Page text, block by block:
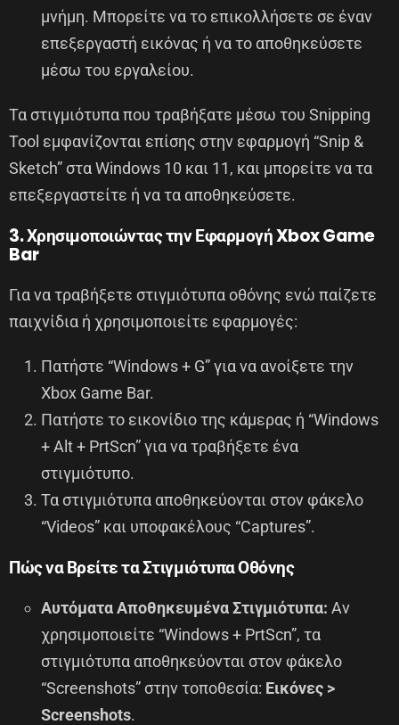
μνήμη. Μπορείτε να το επικολλήσετε σε έναν
επεξεργαστή εικόνας ή να το αποθηκεύσετε
μέσω του εργαλείου.
Τα στιγμιότυπα που τραβήξατε μέσω του Snipping
Tool εμφανίζονται επίσης στην εφαρμογή “Snip &
Sketch” στα Windows 10 και 11, και μπορείτε να τα
επεξεργαστείτε ή να τα αποθηκεύσετε.
3. Χρησιμοποιώντας την Εφαρμογή Xbox Game
Bar
Για να τραβήξετε στιγμιότυπα οθόνης ενώ παίζετε
παιχνίδια ή χρησιμοποιείτε εφαρμογές:
Πατήστε “Windows + G” για να ανοίξετε την
Xbox Game Bar.
Πατήστε το εικονίδιο της κάμερας ή “Windows
+ Alt + PrtScn” για να τραβήξετε ένα
στιγμιότυπο.
Τα στιγμιότυπα αποθηκεύονται στον φάκελο
“Videos” και υποφακέλους “Captures”.
Πώς να Βρείτε τα Στιγμιότυπα Οθόνης
Αυτόματα Αποθηκευμένα Στιγμιότυπα: Αν
χρησιμοποιείτε “Windows + PrtScn”, τα
στιγμιότυπα αποθηκεύονται στον φάκελο
“Screenshots” στην τοποθεσία: Εικόνες >
Screenshots.